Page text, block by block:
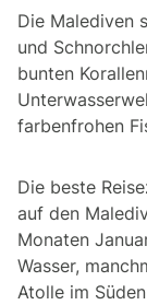
Die Malediven
und
bunten
farbenfrohen
Die beste
auf den
Monaten
Wasser,
Atolle im